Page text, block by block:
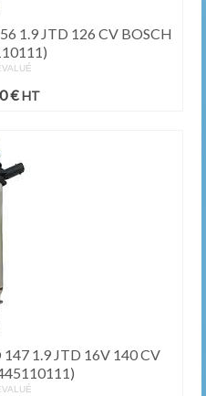
1.9 JTD 126 CV BOSCH
€ HT
1.9 JTD 16V 140 CV